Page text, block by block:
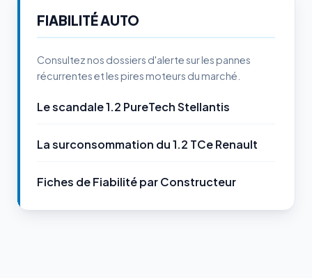
FIABILITÉ AUTO
Consultez nos dossiers d'alerte sur les pannes
récurrentes et les pires moteurs du marché.
Le scandale 1.2 PureTech Stellantis
La surconsommation du 1.2 TCe Renault
Fiches de Fiabilité par Constructeur